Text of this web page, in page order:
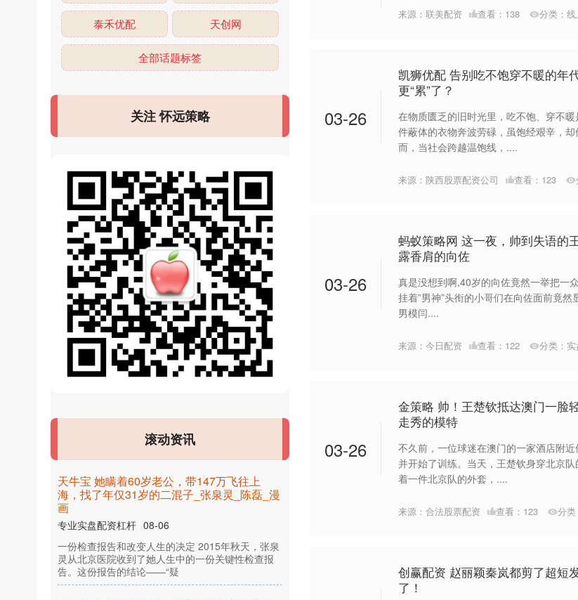
来源：联美配资 查看： 138 分类： 线
03-26
凯狮优配 告别吃不饱穿不暖的年
更“累”了？
在物质匮乏的旧时光里，吃不饱、穿不
件蔽体的衣物奔波劳碌，虽饱经艰辛，
而，当社会跨越温饱线，....
来源：陕西股票配资公司 查看： 123
03-26
蚂蚁策略网 这一夜，帅到失语的
露香肩的向佐
真是没想到啊,40岁的向佐竟然一举把一
挂着”男神”头衔的小哥们在向佐面前竟
男模闫....
来源：今日配资 查看： 122 分类：
03-26
金策略 帅！王楚钦抵达澳门一脸
走秀的模特
不久前，一位球迷在澳门的一家酒店附
并开始了训练。当天，王楚钦身穿北京
着一件北京队的外套，....
来源：合法股票配资 查看： 123 分类
创赢配资 赵丽颖秦岚都剪了超短
了！
泰禾优配 天创网
全部话题标签
关注 怀远策略
滚动资讯
天
牛 宝
她
瞒
着
6
0
岁
老
公
，
带
1
4
7
万
飞
往
上
海
，
找
了
年
仅
3
1
岁
的
二
混
子
_
张
泉
灵
_
陈
磊
_
漫
画
专业实盘配资杠杆
08-06
一
份
检
查
报
告
和
改
变
人
生
的
决
定
2
0
1
5
年
秋
天
，
张
泉
灵
从
北
京
医
院
收
到
了
她
人
生
中
的
一
份
关
键
性
检
查
报
告
。
这
份
报
告
的
结
论
—
—
“
疑
线上股票配资